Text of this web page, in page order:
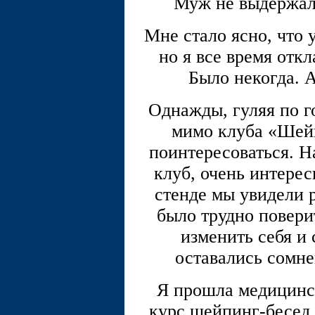
Мне стало ясно, что
но я все время
Было некогда.
Однажды, гуляя по
мимо клуба
поинтересоваться.
клуб, очень
стенде мы увидели
было трудно
изменить себя
оставались
Я прошла